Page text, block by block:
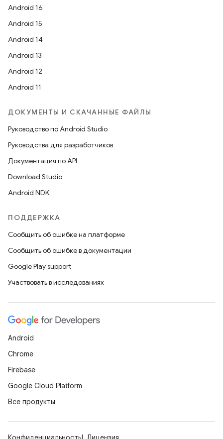
Android 16
Android 15
Android 14
Android 13
Android 12
Android 11
ДОКУМЕНТЫ И СКАЧАННЫЕ ФАЙЛЫ
Руководство по Android Studio
Руководства для разработчиков
Документация по API
Download Studio
Android NDK
ПОДДЕРЖКА
Сообщить об ошибке на платформе
Сообщить об ошибке в документации
Google Play support
Участвовать в исследованиях
Android
Chrome
Firebase
Google Cloud Platform
Все продукты